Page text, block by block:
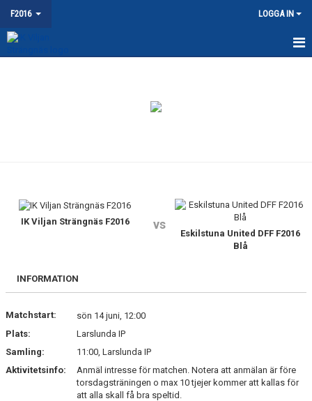
F2016 LOGGA IN
BILDGALLERI
KONTAKT
IK Viljan Strängnäs F2016 vs
Eskilstuna United DFF F2016
Blå
INFORMATION
Matchstart:
sön 14 juni, 12:00
Plats:
Larslunda IP
Samling:
11:00, Larslunda IP
Aktivitetsinfo:
Anmäl intresse för matchen. Notera att anmälan är före
torsdagsträningen o max 10 tjejer kommer att kallas för
att alla skall få bra speltid.